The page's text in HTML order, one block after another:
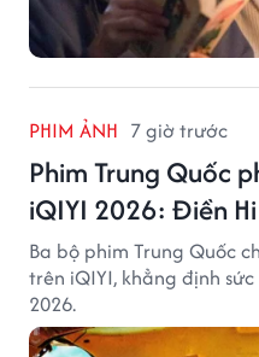
PHIM ẢNH 7 giờ trước
Phim Trung Quốc
iQIYI 2026: Điền
Ba bộ phim Trung Quốc
trên iQIYI, khẳng định
2026.